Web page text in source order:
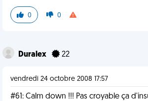
0 0
Duralex 22
vendredi 24 octobre 2008 17:57
#61: Calm down !!! Pas croyable ça